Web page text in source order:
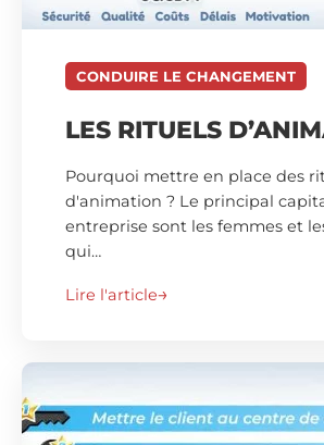
CONDUIRE LE CHANGEMENT
LES RITUELS
Pourquoi mettre en place des
d'animation ? Le principal
entreprise sont les femmes et
qui…
Lire l'article